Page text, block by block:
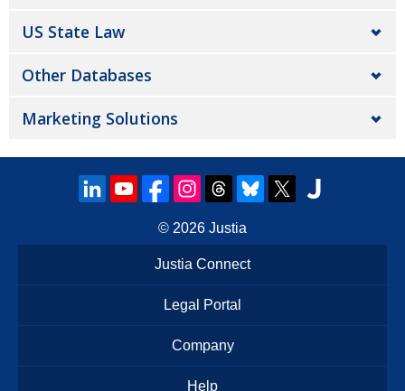
US State Law
Other Databases
Marketing Solutions
© 2026 Justia
Justia Connect
Legal Portal
Company
Help